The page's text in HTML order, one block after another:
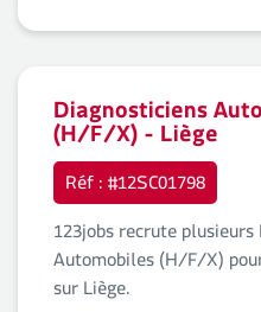
Diagnosticiens
(H/F/X) - Liège
Réf : #12SC01798
123jobs recrute
Automobiles (H/F/X)
sur Liège.